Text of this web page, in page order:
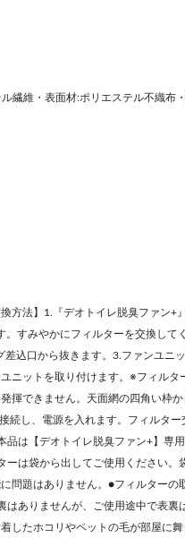
繊維・表面材:ポリエステル不織布
方法】1.『デオトイレ脱臭ファン+
すみやかにフィルターを交換して
込口から抜きます。3.ファンユニ
ニットを取り付けます。※フィルタ
揮できません。天面網の四角い枠
続し、電源を入れます。フィルター
品は【デオトイレ脱臭ファン+】専
ーは袋から出してご使用ください。
問題はありません。●フィルターの
はありませんが、ご使用途中で表裏
したホコリやペットの毛が部屋に